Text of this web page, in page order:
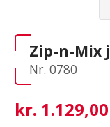
Zip-n-Mix
Nr. 0780
kr. 1.129,00